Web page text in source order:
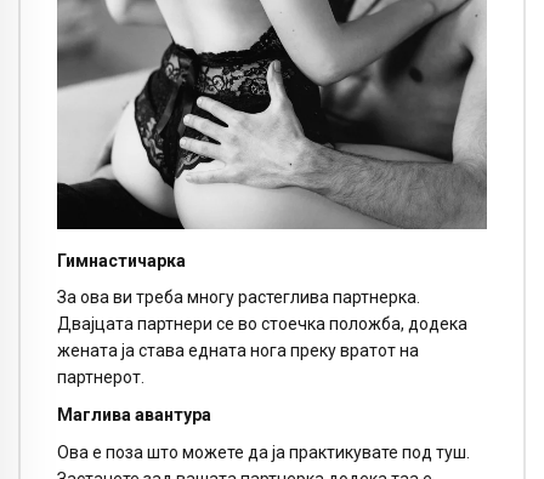
Гимнастичарка
За ова ви треба многу растеглива партнерка.
Двајцата партнери се во стоечка положба, додека
жената ја става едната нога преку вратот на
партнерот.
Маглива авантура
Ова е поза што можете да ја практикувате под туш.